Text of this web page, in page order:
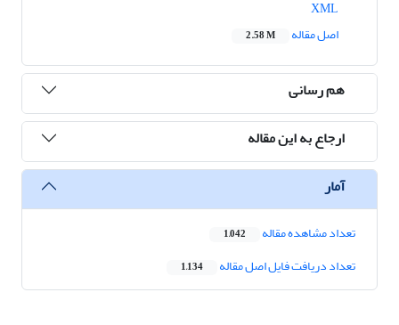
اصل مقاله
2.58 M
هم رسانی
ارجاع به این مقاله
آمار
تعداد مشاهده مقاله 1,042
تعداد دریافت فایل اصل مقاله 1,134